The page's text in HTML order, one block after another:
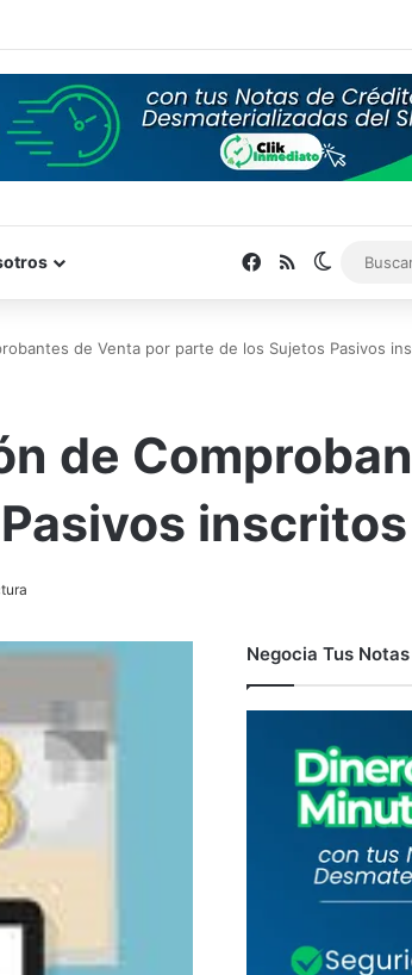
Facebook
RSS Switch
de Venta por parte de los Sujetos Pasivos
de
inscritos
Negocia Tus